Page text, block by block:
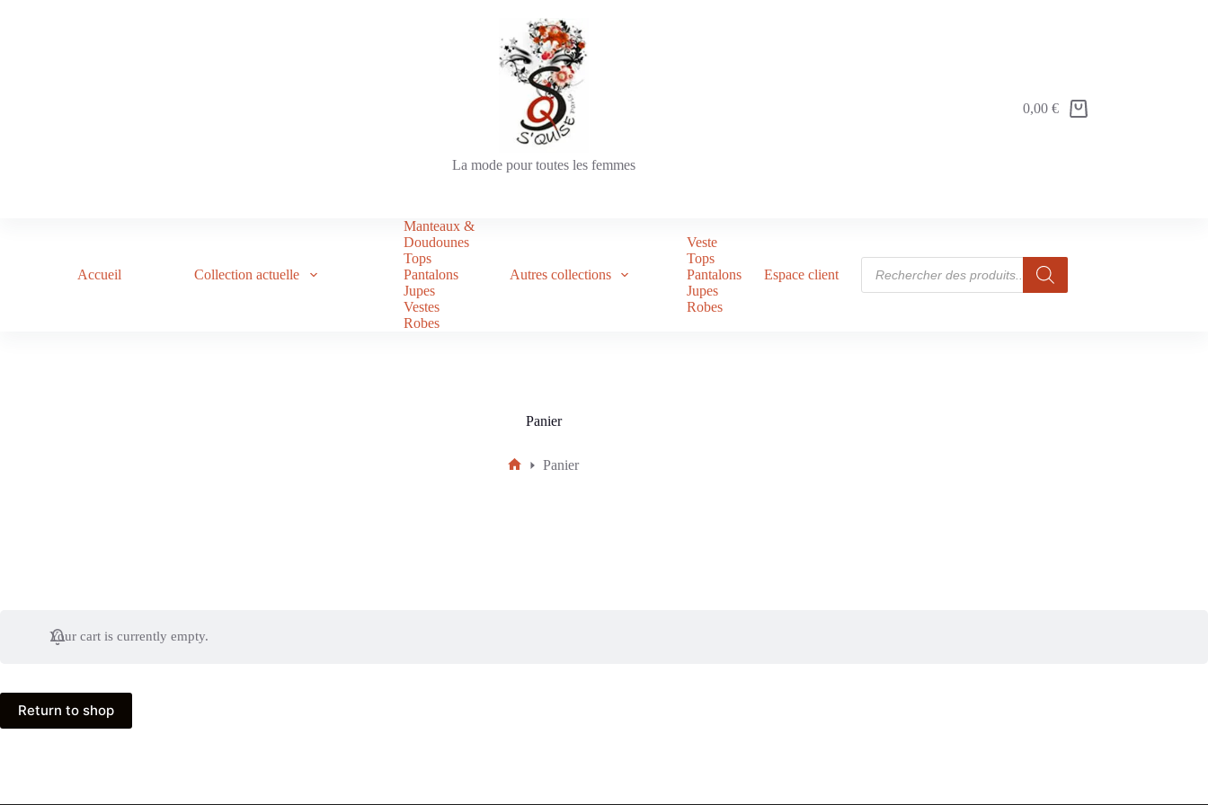
La mode pour toutes les femmes
0,00€
Accueil Collection actuelle
Manteaux &
Doudounes
Tops
Pantalons
Jupes
Vestes
Robes
Autres collections
Veste
Tops
Pantalons
Jupes
Robes
Espace client
Panier
Panier
Your cart is currently empty.
Return to shop